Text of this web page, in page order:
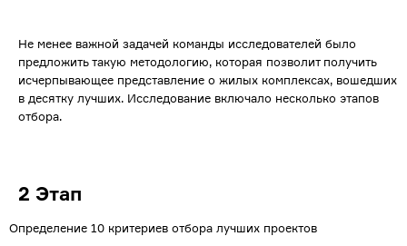
Не менее важной задачей команды исследователей было
предложить такую методологию, которая позволит получить
исчерпывающее представление о жилых комплексах, вошедших
в десятку лучших. Исследование включало несколько этапов
отбора.
2 Этап
Определение 10 критериев отбора лучших проектов